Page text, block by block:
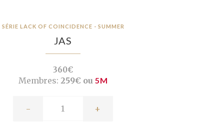
SÉRIE LACK OF COINCIDENCE - SUMMER
JAS
360€
Membres: 259€ ou 5M
- +